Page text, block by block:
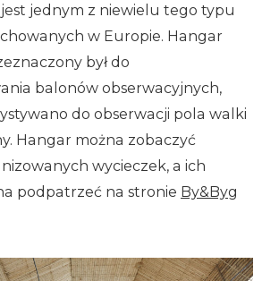
jednym z niewielu tego typu
w Europie. Hangar
był do
balonów obserwacyjnych,
do obserwacji pola walki
Hangar można zobaczyć
wycieczek, a ich
podpatrzeć na stronie By&Byg